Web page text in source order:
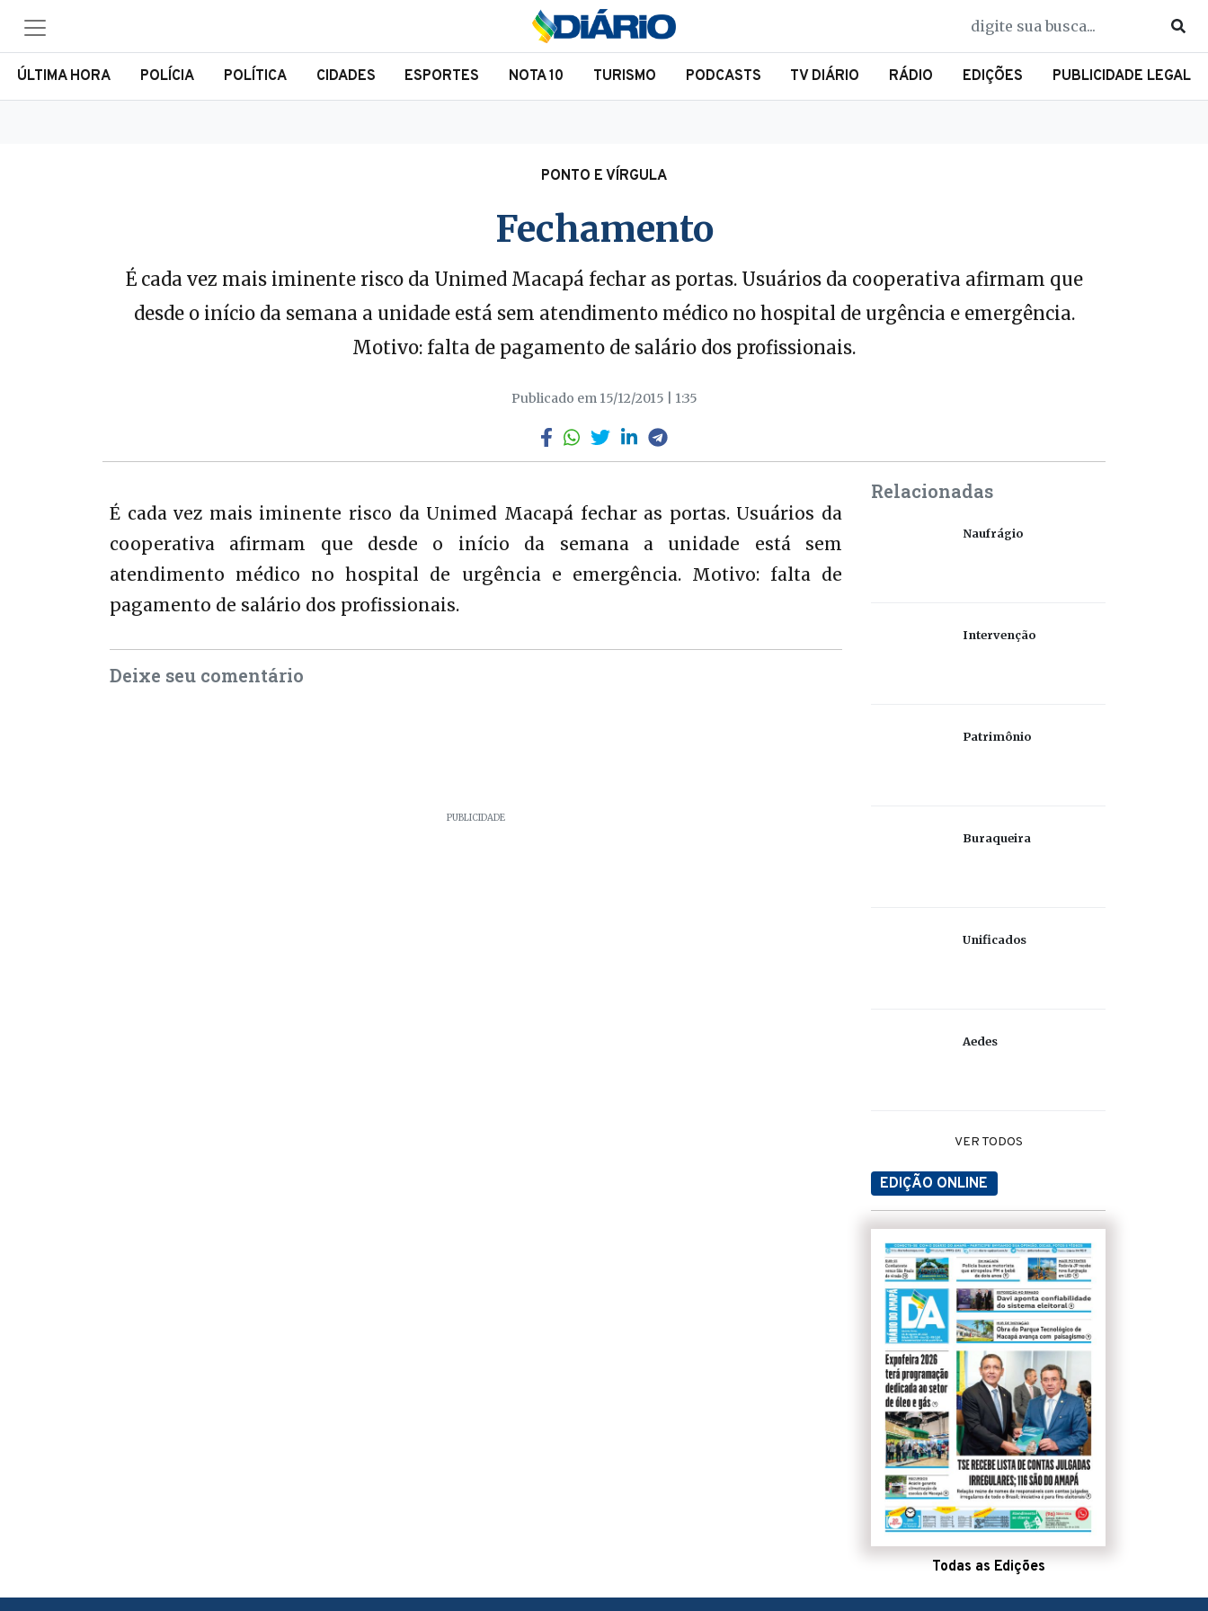
ÚLTIMA HORA POLÍCIA POLÍTICA CIDADES ESPORTES NOTA 10 TURISMO PODCASTS TV DIÁRIO RÁDIO EDIÇÕES PUBLICIDADE LEGAL
PONTO E VÍRGULA
Fechamento
É cada vez mais iminente risco da Unimed Macapá fechar as portas. Usuários da cooperativa afirmam que
desde o início da semana a unidade está sem atendimento médico no hospital de urgência e emergência.
Motivo: falta de pagamento de salário dos profissionais.
Publicado em 15/12/2015 | 1:35
É cada vez mais iminente risco da Unimed Macapá fechar as portas. Usuários da
cooperativa afirmam que desde o início da semana a unidade está sem
atendimento médico no hospital de urgência e emergência. Motivo: falta de
pagamento de salário dos profissionais.
Deixe seu comentário
PUBLICIDADE
Relacionadas
Naufrágio
Intervenção
Patrimônio
Buraqueira
Unificados
Aedes
VER TODOS
EDIÇÃO ONLINE
Todas as Edições